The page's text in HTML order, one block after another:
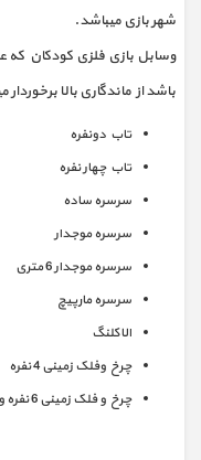
شهر بازی میباشد.
وسابل بازی فلزی کودکان
باشد از ماندگاری بالا
تاب دونفره
تاب چهار نفره
سرسره ساده
سرسره موجدار
سرسره موجدار 6 متری
سرسره مارپیچ
الاکلنگ
چرخ وفلک زمینی 4 نفره
چرخ و فلک زمینی 6 نفره و 8 نفره